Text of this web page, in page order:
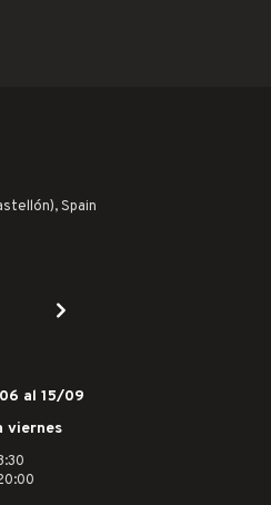
Spain
al 15/09
viernes